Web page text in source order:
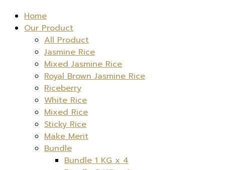
Home
Our Product
All Product
Jasmine Rice
Mixed Jasmine Rice
Royal Brown Jasmine Rice
Riceberry
White Rice
Mixed Rice
Sticky Rice
Make Merit
Bundle
Bundle 1 KG x 4